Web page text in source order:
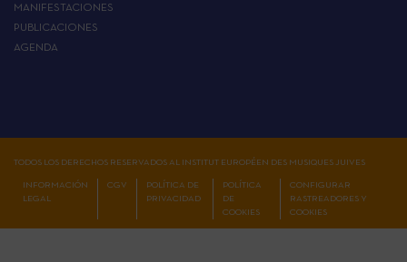
MANIFESTACIONES
PUBLICACIONES
AGENDA
TODOS LOS DERECHOS RESERVADOS AL INSTITUT EUROPÉEN DES MUSIQUES JUIVES
INFORMACIÓN
LEGAL
CGV
POLÍTICA DE
PRIVACIDAD
POLÍTICA
DE
COOKIES
CONFIGURAR
RASTREADORES Y
COOKIES